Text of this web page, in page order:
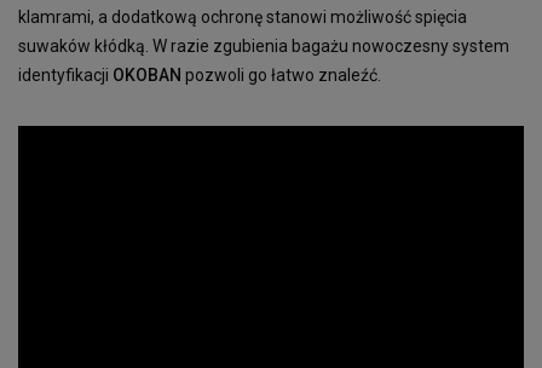
klamrami, a dodatkową ochronę stanowi możliwość spięcia
suwaków kłódką. W razie zgubienia bagażu nowoczesny system
identyfikacji OKOBAN pozwoli go łatwo znaleźć.